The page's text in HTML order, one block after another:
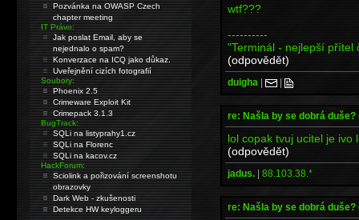
wtf???
----------
"Terminál - nejlepší přítel
(odpovědět)
duigha | |
re: Našla by se dobrá
lol copak tvuj ucitel je ivo
(odpovědět)
jadus. | 88.103.38.*
re: Našla by se dobrá
Pozvánka na OWASP Czech
chapter meeting
IT Právo:
Jak poslat Email, aby se
nejednalo o spam?
Konverzace na ICQ jako důkaz.
Uveřejnění cizích fotografií
Soubory:
Phoenix 2.5
Crimeware Exploit Kit
Crimepack 3.1.3
BugTrack:
SQLi na listyprahy1.cz
SQLi na Florenc
SQLi na kacov.cz
HackForum:
Sciolink a pořizování screenshotu
obrazovky
Dark Web - zkušenosti
Detekce HW keyloggeru